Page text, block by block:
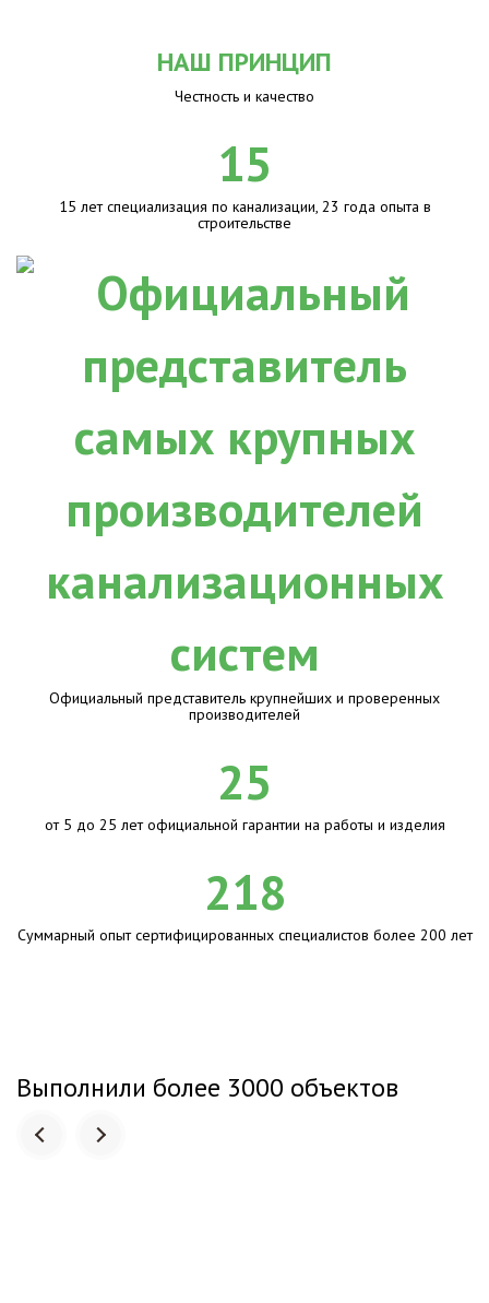
НАШ ПРИНЦИП
Честность и качество
15
15 лет специализация по канализации, 23 года опыта в
строительстве
Официальный представитель крупнейших и проверенных
производителей
25
от 5 до 25 лет официальной гарантии на работы и изделия
218
Суммарный опыт сертифицированных специалистов более 200 лет
Выполнили более 3000 объектов